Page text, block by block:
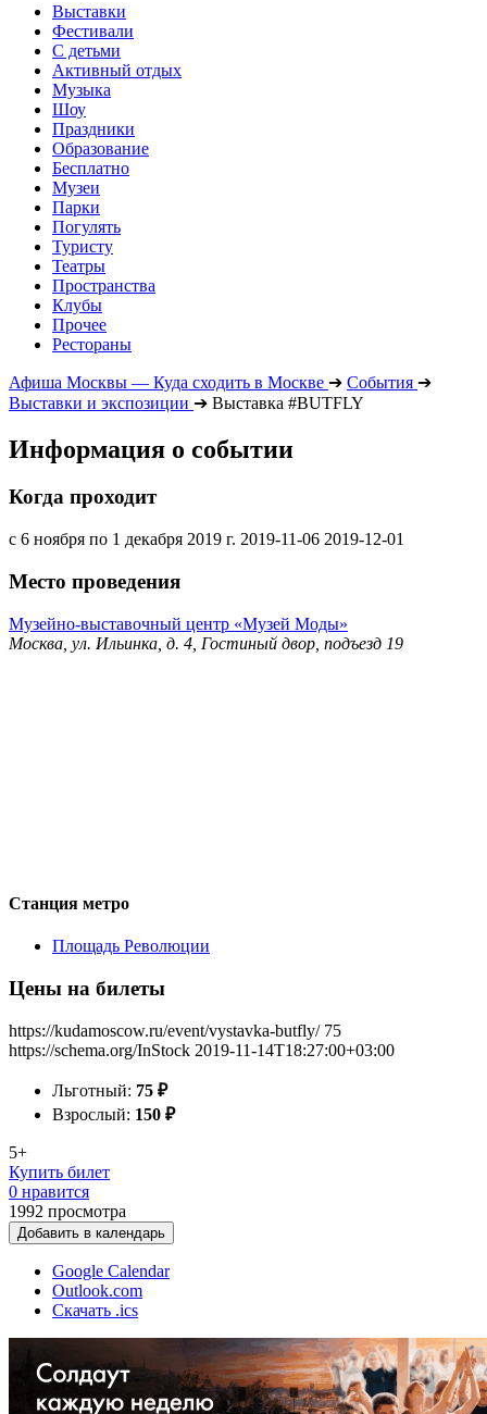
Выставки
Фестивали
С детьми
Активный отдых
Музыка
Шоу
Праздники
Образование
Бесплатно
Музеи
Парки
Погулять
Туристу
Театры
Пространства
Клубы
Прочее
Рестораны
Афиша Москвы — Куда сходить в Москве ➔ События ➔
Выставки и экспозиции ➔ Выставка #BUTFLY
Информация о событии
Когда проходит
с 6 ноября по 1 декабря 2019 г. 2019-11-06 2019-12-01
Место проведения
Музейно-выставочный центр «Музей Моды»
Москва, ул. Ильинка, д. 4, Гостиный двор, подъезд 19
Станция метро
Площадь Революции
Цены на билеты
https://kudamoscow.ru/event/vystavka-butfly/ 75
https://schema.org/InStock 2019-11-14T18:27:00+03:00
Льготный: 75 ₽
Взрослый: 150 ₽
5+
Купить билет
0 нравится
1992 просмотра
Добавить в календарь
Google Calendar
Outlook.com
Скачать .ics